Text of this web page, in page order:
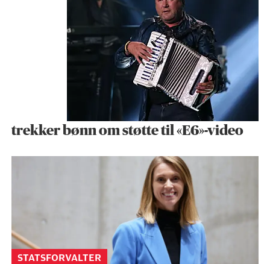
trekker bønn om støtte til «E6»-video
STATSFORVALTER